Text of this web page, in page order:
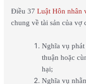
Điều 37 Luật Hôn nhân
chung về tài sản của vợ
Nghĩa vụ
thuận hoặc
hại;
Nghĩa vụ